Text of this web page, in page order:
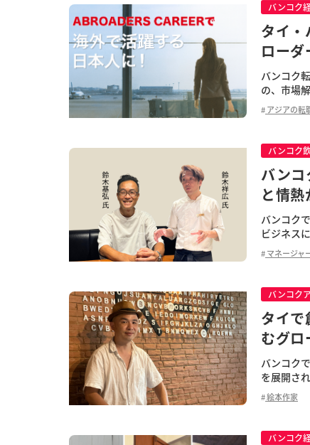
バンコク
タイ
ロー
バンコク
の、市場
現地の日
アジアの転
バンコク
バン
と情
バンコク
ビジネス
ローバル
マネージャ
バンコク
タイで
むグロ
バンコク
を展開さ
創作絵本
絵本作家
バンコク